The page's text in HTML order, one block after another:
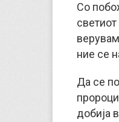
Со
ние се
Да се
добија